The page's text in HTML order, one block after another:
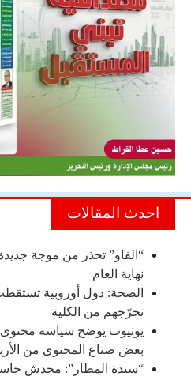
احدث المقالات
“الفاو” تحذر من موجة جديدة
نهاية العام
الصحة: دول أوروبية
تخرّجهم من الكلية
يوتيوب يوضح سياسة محتوى
بعض صناع المحتوى من
“سيدة المطار”: محدش